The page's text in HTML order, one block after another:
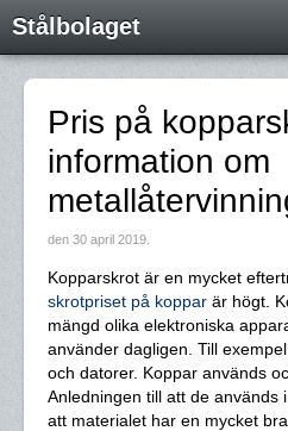
Stålbolaget
Pris på
information om
den 30 april 2019
Kopparskrot är en mycket
skrotpriset på koppar är högt.
mängd olika elektroniska
använder dagligen. Till
och datorer. Koppar används
Anledningen till att de används
att materialet har en mycket